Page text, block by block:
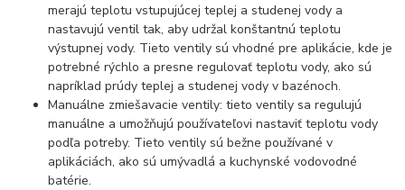
merajú teplotu vstupujúcej teplej a studenej vody a
nastavujú ventil tak, aby udržal konštantnú teplotu
výstupnej vody. Tieto ventily sú vhodné pre aplikácie, kde je
potrebné rýchlo a presne regulovať teplotu vody, ako sú
napríklad prúdy teplej a studenej vody v bazénoch.
Manuálne zmiešavacie ventily: tieto ventily sa regulujú
manuálne a umožňujú používateľovi nastaviť teplotu vody
podľa potreby. Tieto ventily sú bežne používané v
aplikáciách, ako sú umývadlá a kuchynské vodovodné
batérie.